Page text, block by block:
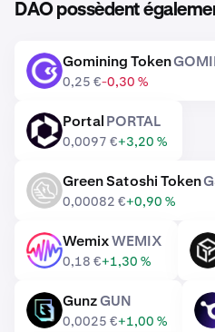
DAO possèdent
GOMINING Gomining Token
0,25 €-0,30 %
PORTAL PortalPORTAL
0,0097 €+3,20 %
GST Green Satoshi Token
0,00082 €+0,90 %
WEMIX WemixWEMIX
0,18 €+1,30 %
GUN GunzGUN
0,0025 €+1,00 %